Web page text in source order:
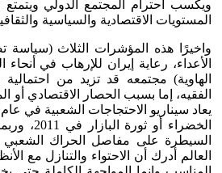
ويكسب احترام المجتمع الدولي ويتمتع
المستويات الاقتصادية والسياسية
واخيرًا هذه المؤشرات الثلاث (سياسة
الأعداء، رعاية إيران للإرهاب في
الهاوية) مجتمعه قد تزيد من احتمالية
الفقيه، إما بسبب الحصار الاقتصادي أو
الخضراء أو
السيطرة على مفاصل الحراك الشعبي
العالم أدرك أن الاحتواء والتنازل مع